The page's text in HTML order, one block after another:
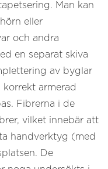
Man kan
eller
och andra
en separat skiva
av byglar
korrekt armerad
Fibrerna i de
vilket innebär att
handverktyg (med
De